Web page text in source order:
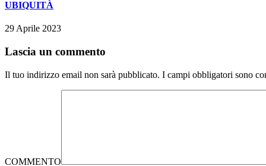
UBIQUITÀ
29 Aprile 2023
Lascia un commento
Il tuo indirizzo email non sarà pubblicato. I campi obbligatori sono
COMMENTO